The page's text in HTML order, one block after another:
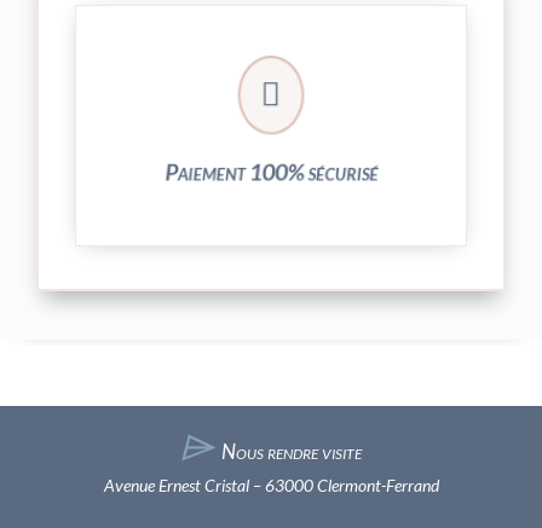

Paiement 100% sécurisé
Vos transactions par carte bancaire sont
entièrement sécurisées grâce au système
crypté de notre partenaire PayPlug.
⌲ Nous rendre visite
Avenue Ernest Cristal – 63000 Clermont-Ferrand